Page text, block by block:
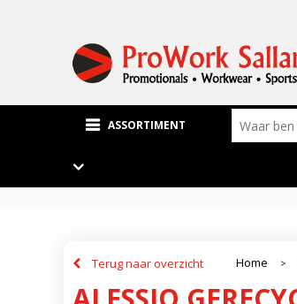
ASSORTIMENT
Terug naar overzicht Home >